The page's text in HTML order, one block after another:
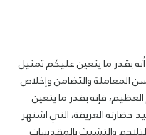
بقدر ما يتعين عليكم تمثيل
المعاملة والتضامن وإخلاص
فإنه بقدر ما يتعين
حضارته العريقة، التي اشتهر